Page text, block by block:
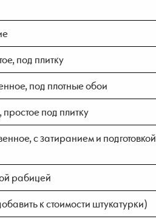
под плитку
под плотные обои
под плитку
с затиранием и подготовкой
рабицей
к стоимости штукатурки)